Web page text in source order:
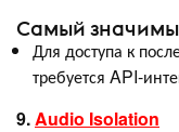
Самый
Для доступа к
требуется API-
9.Audio Isolation